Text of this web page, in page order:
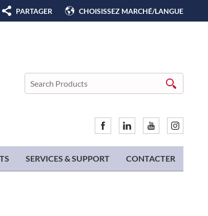
PARTAGER CHOISISSEZ MARCHÉ/LANGUE
CONTACTER
SERVICES & SUPPORT